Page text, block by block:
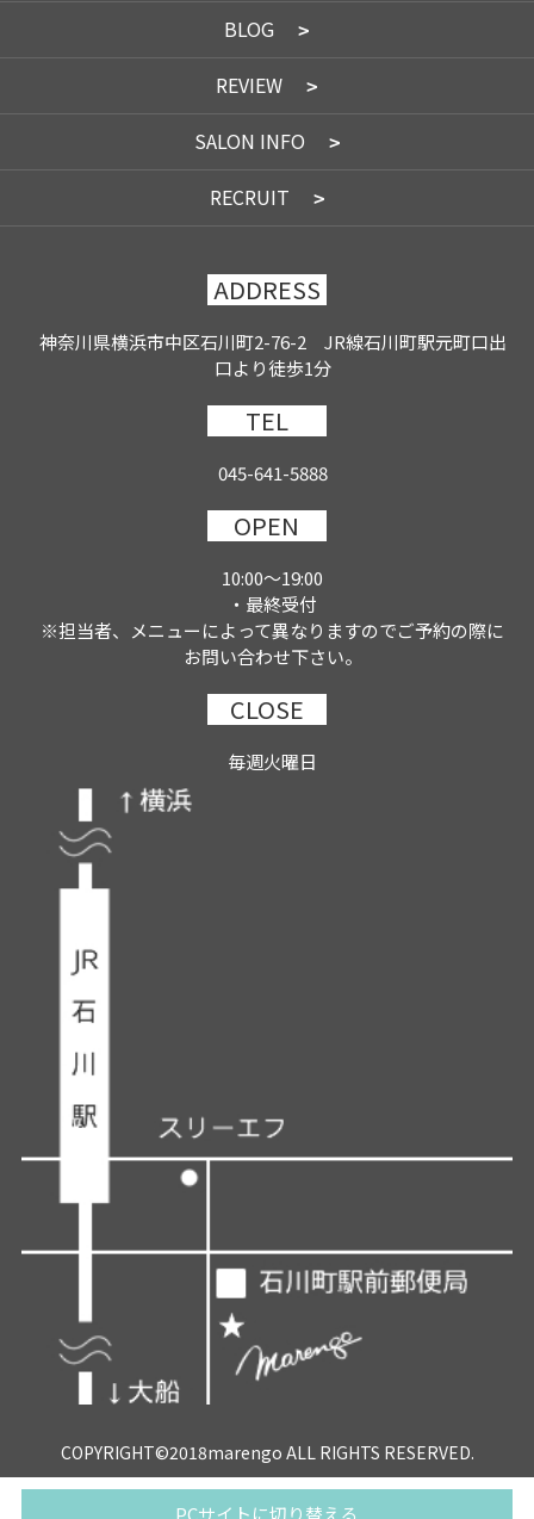
BLOG
REVIEW
SALON INFO
RECRUIT
ADDRESS
神奈川県横浜市中区石川町2-76-2 JR線石川町駅元町口出
口より徒歩1分
TEL
045-641-5888
OPEN
10:00～19:00
・最終受付
※担当者、メニューによって異なりますのでご予約の際に
お問い合わせ下さい。
CLOSE
毎週火曜日
COPYRIGHT©2018marengo ALL RIGHTS RESERVED.
PCサイトに切り替える